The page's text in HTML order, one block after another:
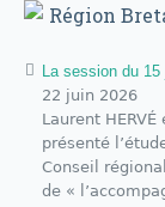
Région
La session du
22 juin 2026
Laurent
présenté
Conseil
de «